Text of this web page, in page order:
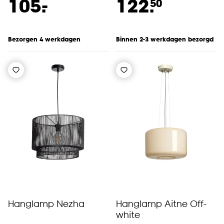
105.
-
Bezorgen 4 werkdagen
122.50
Binnen 2-3 werkdagen bezorgd
Hanglamp Nezha
Hanglamp Aitne Off-
white